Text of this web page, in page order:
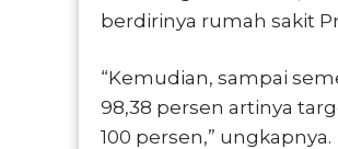
berdirinya rumah sakit
“Kemudian, sampai
98,38 persen artinya
100 persen,” ungkapnya.